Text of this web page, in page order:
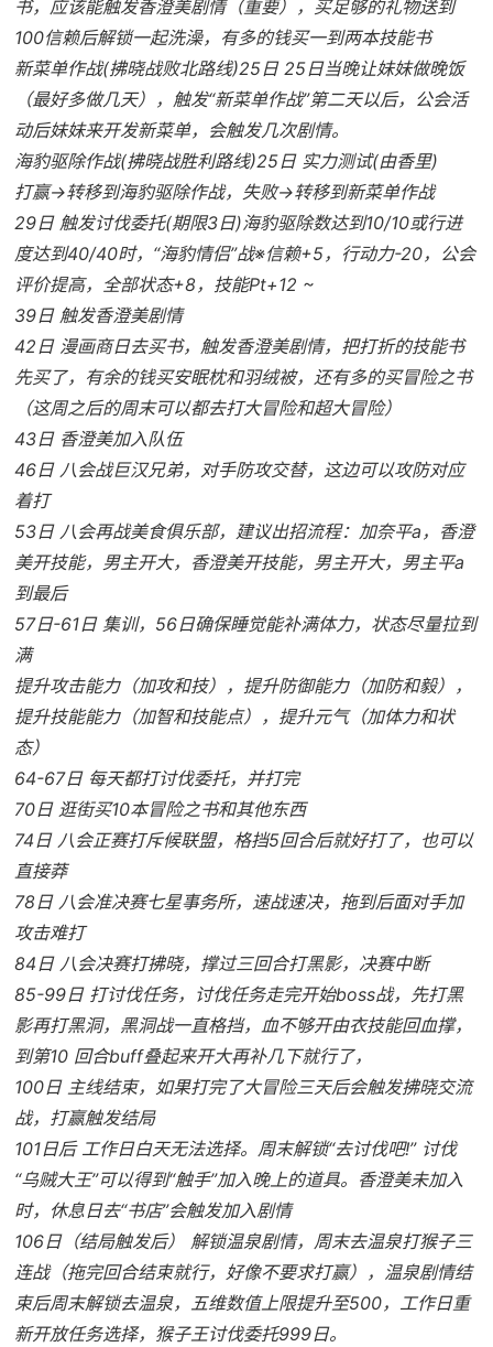
书，应该能触发香澄美剧情（重要），买足够的礼物送到
100信赖后解锁一起洗澡，有多的钱买一到两本技能书
新菜单作战(拂晓战败北路线)25日 25日当晚让妹妹做晚饭
（最好多做几天），触发“新菜单作战”第二天以后，公会活
动后妹妹来开发新菜单，会触发几次剧情。
海豹驱除作战(拂晓战胜利路线)25日 实力测试(由香里)
打赢→转移到海豹驱除作战，失败→转移到新菜单作战
29日 触发讨伐委托(期限3日)海豹驱除数达到10/10或行进
度达到40/40时，“海豹情侣”战※信赖+5，行动力-20，公会
评价提高，全部状态+8，技能Pt+12 ~
39日 触发香澄美剧情
42日 漫画商日去买书，触发香澄美剧情，把打折的技能书
先买了，有余的钱买安眠枕和羽绒被，还有多的买冒险之书
（这周之后的周末可以都去打大冒险和超大冒险）
43日 香澄美加入队伍
46日 八会战巨汉兄弟，对手防攻交替，这边可以攻防对应
着打
53日 八会再战美食俱乐部，建议出招流程：加奈平a，香澄
美开技能，男主开大，香澄美开技能，男主开大，男主平a
到最后
57日-61日 集训，56日确保睡觉能补满体力，状态尽量拉到
满
提升攻击能力（加攻和技），提升防御能力（加防和毅），
提升技能能力（加智和技能点），提升元气（加体力和状
态）
64-67日 每天都打讨伐委托，并打完
70日 逛街买10本冒险之书和其他东西
74日 八会正赛打斥候联盟，格挡5回合后就好打了，也可以
直接莽
78日 八会准决赛七星事务所，速战速决，拖到后面对手加
攻击难打
84日 八会决赛打拂晓，撑过三回合打黑影，决赛中断
85-99日 打讨伐任务，讨伐任务走完开始boss战，先打黑
影再打黑洞，黑洞战一直格挡，血不够开由衣技能回血撑，
到第10 回合buff叠起来开大再补几下就行了，
100日 主线结束，如果打完了大冒险三天后会触发拂晓交流
战，打赢触发结局
101日后 工作日白天无法选择。周末解锁“去讨伐吧!” 讨伐
“乌贼大王”可以得到“触手”加入晚上的道具。香澄美未加入
时，休息日去“书店”会触发加入剧情
106日（结局触发后） 解锁温泉剧情，周末去温泉打猴子三
连战（拖完回合结束就行，好像不要求打赢），温泉剧情结
束后周末解锁去温泉，五维数值上限提升至500，工作日重
新开放任务选择，猴子王讨伐委托999日。